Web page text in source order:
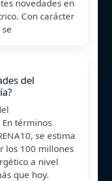
novedades en
Con carácter
se
del
términos
se estima
los 100 millones
a nivel
que hoy.